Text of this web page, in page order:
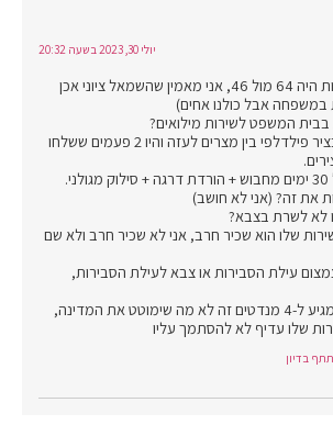
יולי 30, 2023 בשעה 20:32
בציבור היהודי בבחירות היה 64 מול 46, אני מאמין שהשמאל ציוני אכן
במשפחה אבל כולנו אחים)
המשפט לשירות מילואים?
כשהייתי בסדיר הינו בציר פילדלפי בין מצרים לעזה והיו 2 פעמים ששלחו
את זה? (אני לא חושב)
לא לשרת בצבא?
שלו הוא שכיר חרב, אני לא שכיר חרב ולא שם
עילת הסבירות או צבא לעילת הסבירות,
השמאל הקיצוני אולי מגיע ל-4 מנדטים זה לא מה שימוטט את המדינה,
שלו עדיף לא להסתמך עליו
בדיון